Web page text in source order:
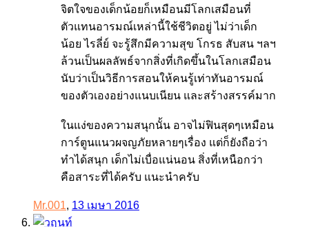
จิตใจของเด็กน้อยก็เหมือนมีโลกเสมือนที่
ตัวแทนอารมณ์เหล่านี้ใช้ชีวิตอยู่ ไม่ว่าเด็ก
น้อย ไรลี่ย์ จะรู้สึกมีความสุข โกรธ สับสน ฯลฯ
ล้วนเป็นผลลัพธ์จากสิ่งที่เกิดขึ้นในโลกเสมือน
นับว่าเป็นวิธีการสอนให้คนรู้เท่าทันอารมณ์
ของตัวเองอย่างแนบเนียน และสร้างสรรค์มาก
ในแง่ของความสนุกนั้น อาจไม่ฟินสุดๆเหมือน
การ์ตูนแนวผจญภัยหลายๆเรื่อง แต่ก็ยังถือว่า
ทำได้สนุก เด็กไม่เบื่อแน่นอน สิ่งที่เหนือกว่า
คือสาระที่ได้ครับ แนะนำครับ
Mr.001, 13 เมษา 2016